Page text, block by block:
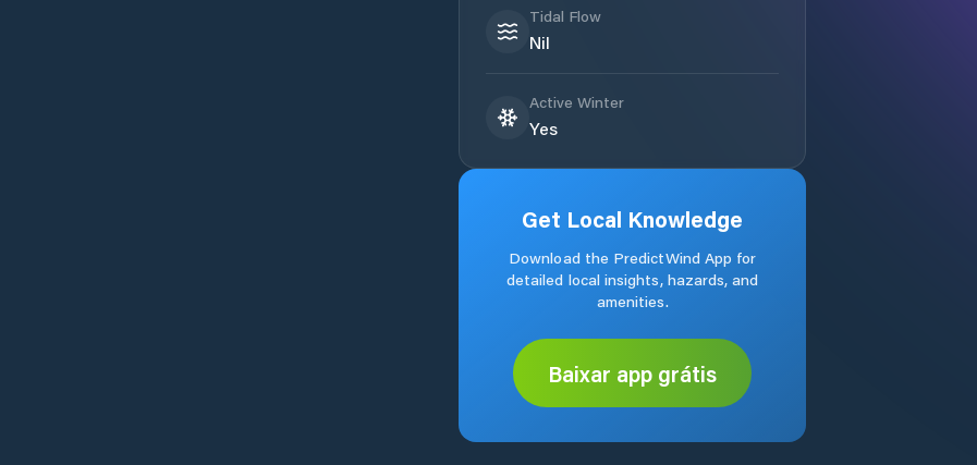
Tidal Flow
Nil
Active Winter
Yes
Get Local Knowledge
Download the PredictWind App for
detailed local insights, hazards, and
amenities.
Baixar app grátis